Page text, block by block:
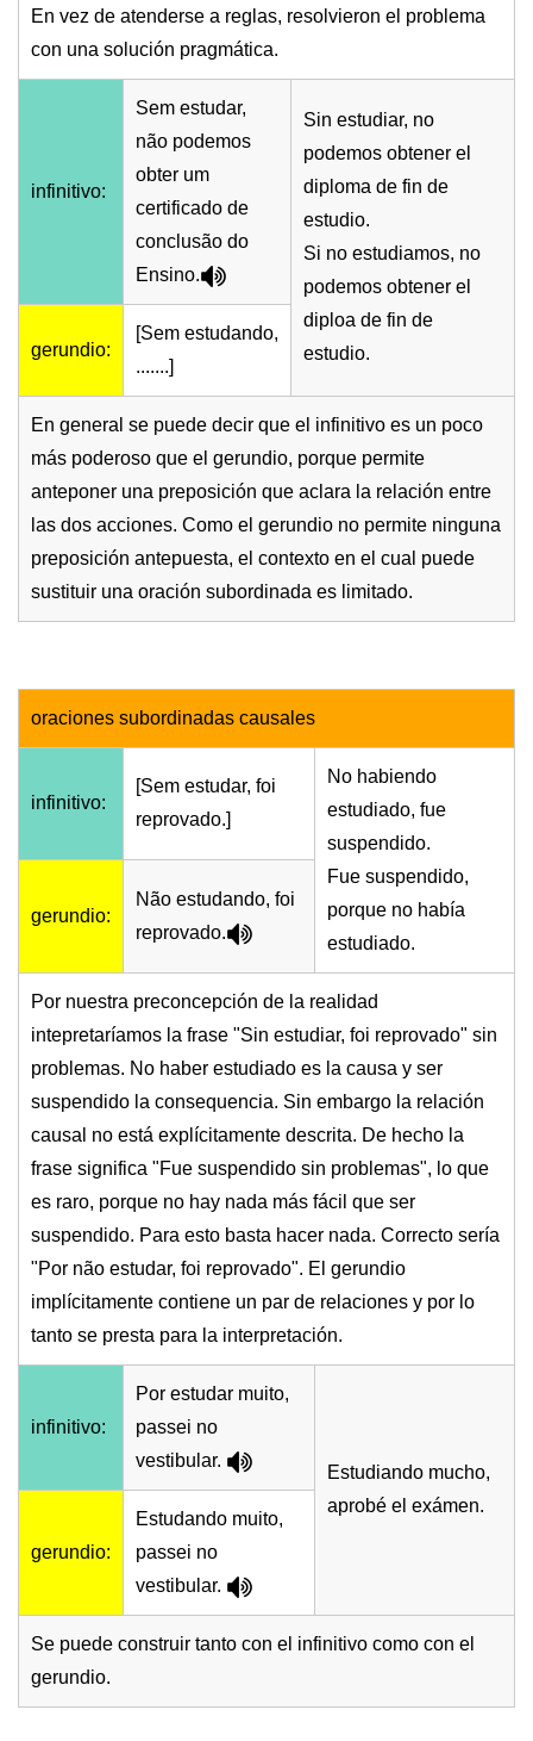
En vez de atenderse a reglas, resolvieron el problema
con una solución pragmática.
infinitivo:
Sem estudar,
não podemos
obter um
certificado de
conclusão do
Ensino.
Sin estudiar, no
podemos obtener el
diploma de fin de
estudio.
Si no estudiamos, no
podemos obtener el
diploa de fin de
estudio.
gerundio:
[Sem estudando,
.......]
En general se puede decir que el infinitivo es un poco
más poderoso que el gerundio, porque permite
anteponer una preposición que aclara la relación entre
las dos acciones. Como el gerundio no permite ninguna
preposición antepuesta, el contexto en el cual puede
sustituir una oración subordinada es limitado.
oraciones subordinadas causales
infinitivo:
[Sem estudar, foi
reprovado.]
No habiendo
estudiado, fue
suspendido.
Fue suspendido,
porque no había
estudiado.
gerundio:
Não estudando, foi
reprovado.
Por nuestra preconcepción de la realidad
intepretaríamos la frase "Sin estudiar, foi reprovado" sin
problemas. No haber estudiado es la causa y ser
suspendido la consequencia. Sin embargo la relación
causal no está explícitamente descrita. De hecho la
frase significa "Fue suspendido sin problemas", lo que
es raro, porque no hay nada más fácil que ser
suspendido. Para esto basta hacer nada. Correcto sería
"Por não estudar, foi reprovado". El gerundio
implícitamente contiene un par de relaciones y por lo
tanto se presta para la interpretación.
infinitivo:
Por estudar muito,
passei no
vestibular.
Estudiando mucho,
aprobé el exámen.
gerundio:
Estudando muito,
passei no
vestibular.
Se puede construir tanto con el infinitivo como con el
gerundio.